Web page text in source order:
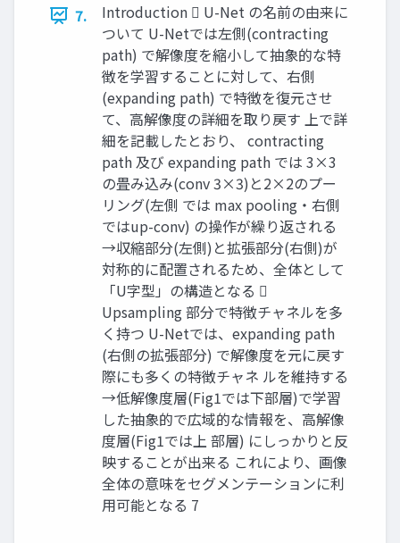
7.
Introduction  U-Net の名前の由来に
ついて U-Netでは左側(contracting
path) で解像度を縮小して抽象的な特
徴を学習することに対して、右側
(expanding path) で特徴を復元させ
て、高解像度の詳細を取り戻す 上で詳
細を記載したとおり、 contracting
path 及び expanding path では 3×3
の畳み込み(conv 3×3)と2×2のプー
リング(左側 では max pooling・右側
ではup-conv) の操作が繰り返される
→収縮部分(左側)と拡張部分(右側)が
対称的に配置されるため、全体として
「U字型」の構造となる 
Upsampling 部分で特徴チャネルを多
く持つ U-Netでは、expanding path
(右側の拡張部分) で解像度を元に戻す
際にも多くの特徴チャネ ルを維持する
→低解像度層(Fig1では下部層)で学習
した抽象的で広域的な情報を、高解像
度層(Fig1では上 部層) にしっかりと反
映することが出来る これにより、画像
全体の意味をセグメンテーションに利
用可能となる 7